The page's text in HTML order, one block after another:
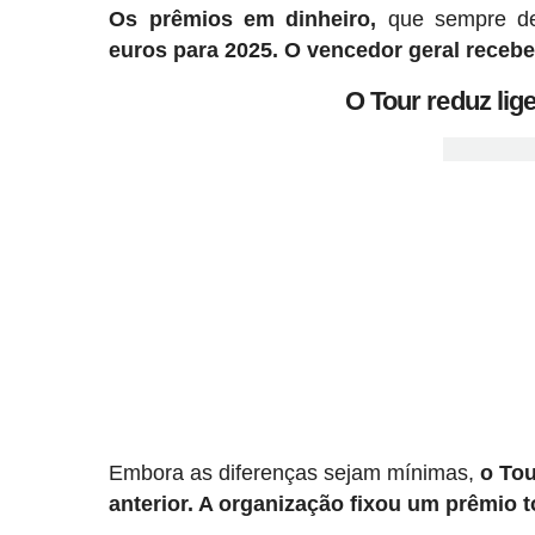
Os prêmios em dinheiro, que sempre
euros para 2025. O vencedor geral
O Tour reduz
Embora as diferenças sejam mínimas,o
anterior. A organização fixou um prêmio